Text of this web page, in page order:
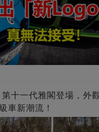
十一代雅閣登場，外
車新潮流！